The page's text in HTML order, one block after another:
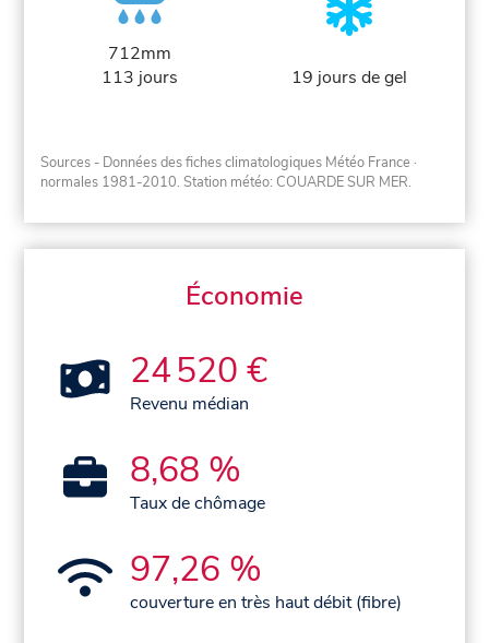
712mm
113 jours
19 jours de gel
Sources - Données des fiches climatologiques Météo France ·
normales 1981-2010. Station météo: COUARDE SUR MER.
Économie
24 520 €
Revenu médian
8,68 %
Taux de chômage
97,26 %
couverture en très haut débit (fibre)